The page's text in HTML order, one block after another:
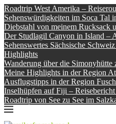
Roadtrip West Amerika –
Sehenswürdigkeiten im Soca Tal
Diebstahl von meinem Rucksack
Der Studlagil Canyon in Island –
Sehenswertes Sächsische
Highlights
Wanderung über die
Meine Highlights in der Region
Ausflugstipps in der Region
Inselhüpfen auf Fiji –
Roadtrip von See zu See im